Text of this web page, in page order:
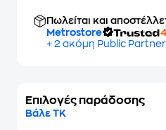
Πωλείται και
Metrostore
+ 2 ακόμη Public
Επιλογές παράδοσης
Βάλε ΤΚ